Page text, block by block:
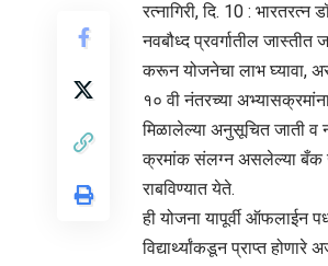
रत्नागिरी, दि. 10 :
नवबौध्द प्रवर्गातील जास्तीत
करून योजनेचा लाभ घ्यावा,
१० वी नंतरच्या
मिळालेल्या अनुसूचित जाती व
क्रमांक संलग्न असलेल्या बँक
राबविण्यात येते.
ही योजना यापूर्वी ऑफलाईन
विद्यार्थ्यांकडून प्राप्त